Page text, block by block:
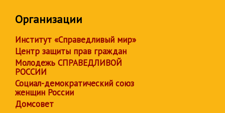
Организации
Институт «Справедливый мир»
Центр защиты прав граждан
Молодежь СПРАВЕДЛИВОЙ
РОССИИ
Социал-демократический союз
женщин России
Домсовет